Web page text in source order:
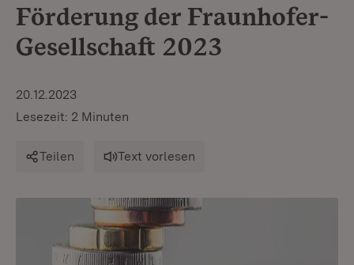
Förderung der Fraunhofer-
Gesellschaft 2023
20.12.2023
Lesezeit: 2 Minuten
Teilen Text vorlesen